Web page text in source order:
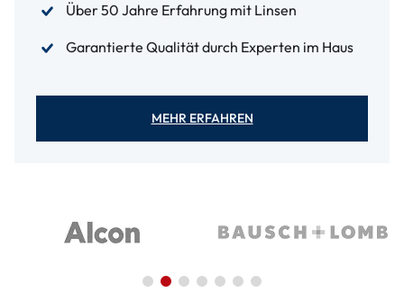
Über 50 Jahre Erfahrung mit Linsen
Garantierte Qualität durch Experten im Haus
MEHR ERFAHREN